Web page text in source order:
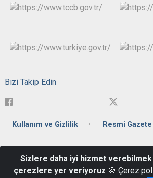
Bizi Takip Edin
Kullanım ve Gizlilik Resmi Gazete
Kodu:71100 Merkez /
Sizlere daha iyi hizmet
çerezlere yer veriyoruz 🍪 Çerez